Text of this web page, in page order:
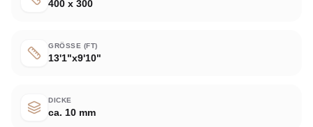
400 x 300
GRÖSSE (FT)
13'1"x9'10"
DICKE
ca. 10 mm